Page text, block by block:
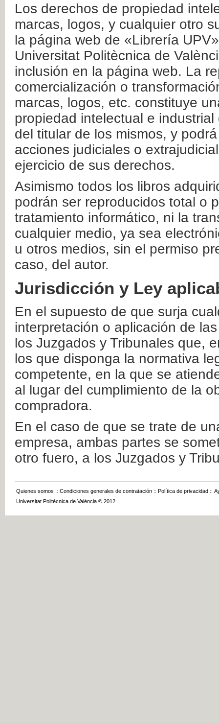
Los derechos de propiedad
marcas, logos, y cualquier otro
la página web de «Librería
Universitat Politècnica de
inclusión en la página web. La
comercialización o
marcas, logos, etc. constituye
propiedad intelectual e
del titular de los mismos, y
acciones judiciales o
ejercicio de sus derechos.
Asimismo todos los libros
podrán ser reproducidos total o
tratamiento informático, ni la
cualquier medio, ya sea
u otros medios, sin el permiso
caso, del autor.
Jurisdicción y Ley
En el supuesto de que surja
interpretación o aplicación de
los Juzgados y Tribunales que,
los que disponga la normativa
competente, en la que se
al lugar del cumplimiento de la
compradora.
En el caso de que se trate de
empresa, ambas partes se
otro fuero, a los Juzgados y
Quienes somos :: Condiciones generales de contratación :: Política de privacidad ::
Universitat Politècnica de València © 2012